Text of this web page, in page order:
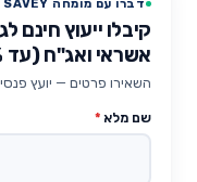
דברו עם מומחה SAVEY
קיבלו ייעוץ חינם
אשראי ואג"ח (עד 25% מניות)
השאירו פרטים — יועץ פנסיוני
שם מלא *